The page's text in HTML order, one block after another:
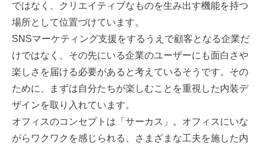
ではなく、クリエイティブなものを生み出す機能を持つ
場所として位置づけています。
SNSマーケティング支援をするうえで顧客となる企業だ
けではなく、その先にいる企業のユーザーにも面白さや
楽しさを届ける必要があると考えているそうです。その
ために、まずは自分たちが楽しむことを重視した内装デ
ザインを取り入れています。
オフィスのコンセプトは「サーカス」。オフィスにいな
がらワクワクを感じられる、さまざまな工夫を施した内